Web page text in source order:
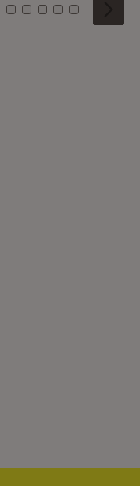
5 6 7 8
Kachel: 9
Zu Kachel: 10
Zu Kachel: 11
Zu Kachel: 12
Zu Kachel:
Zu